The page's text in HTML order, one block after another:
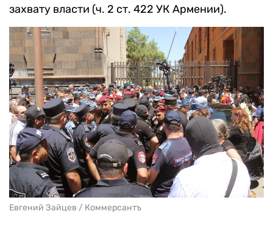
захвату власти (ч. 2 ст. 422 УК Армении).
Евгений Зайцев / Коммерсантъ